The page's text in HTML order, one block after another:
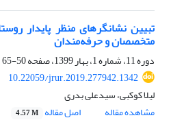
تبیین نشانگرهای منظر پایدار
متخصصان و حرفه‌مندان
دوره 11، شماره 1، بهار 1399، صفحه
50-65
10.22059/jrur.2019.277942.1342
لیلا کوکبی، سیدعلی بدری
مشاهده مقاله
اصل مقاله 4.57 M